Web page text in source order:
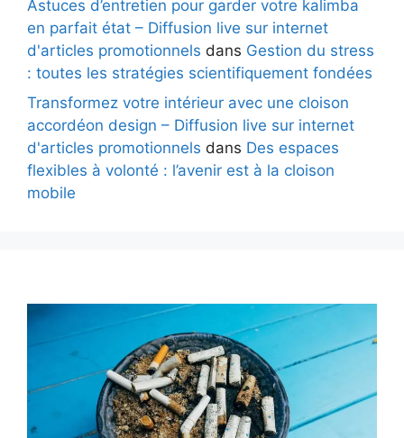
Astuces d’entretien pour garder votre kalimba
en parfait état – Diffusion live sur internet
d'articles promotionnels dans Gestion du stress
: toutes les stratégies scientifiquement fondées
Transformez votre intérieur avec une cloison
accordéon design – Diffusion live sur internet
d'articles promotionnels dans Des espaces
flexibles à volonté : l’avenir est à la cloison
mobile